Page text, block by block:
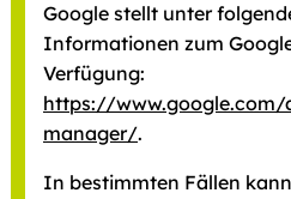
Google stellt unter
Informationen zum
Verfügung:
https://
manager/.
In bestimmten Fällen